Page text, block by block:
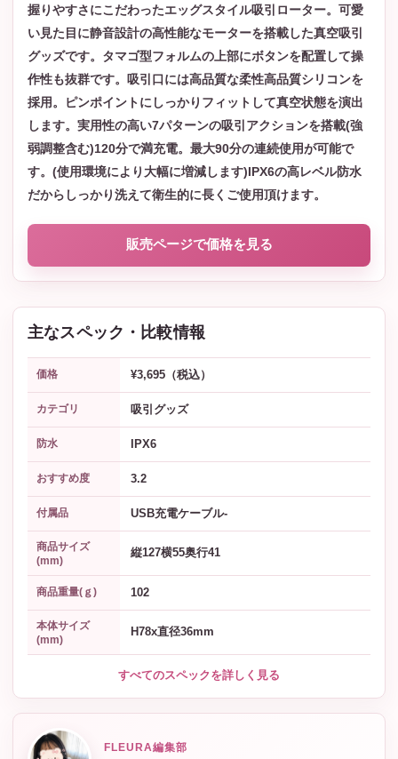
握りやすさにこだわったエッグスタイル吸引ローター。可愛
い見た目に静音設計の高性能なモーターを搭載した真空吸引
グッズです。タマゴ型フォルムの上部にボタンを配置して操
作性も抜群です。吸引口には高品質な柔性高品質シリコンを
採用。ピンポイントにしっかりフィットして真空状態を演出
します。実用性の高い7パターンの吸引アクションを搭載(強
弱調整含む)120分で満充電。最大90分の連続使用が可能で
す。(使用環境により大幅に増減します)IPX6の高レベル防水
だからしっかり洗えて衛生的に長くご使用頂けます。
販売ページで価格を見る
主なスペック・比較情報
価格 ¥3,695（税込）
カテゴリ 吸引グッズ
防水 IPX6
おすすめ度 3.2
付属品 USB充電ケーブル-
商品サイズ
(mm)
縦127横55奥行41
商品重量(ｇ) 102
本体サイズ
(mm)
H78x直径36mm
すべてのスペックを詳しく見る
FLEURA編集部